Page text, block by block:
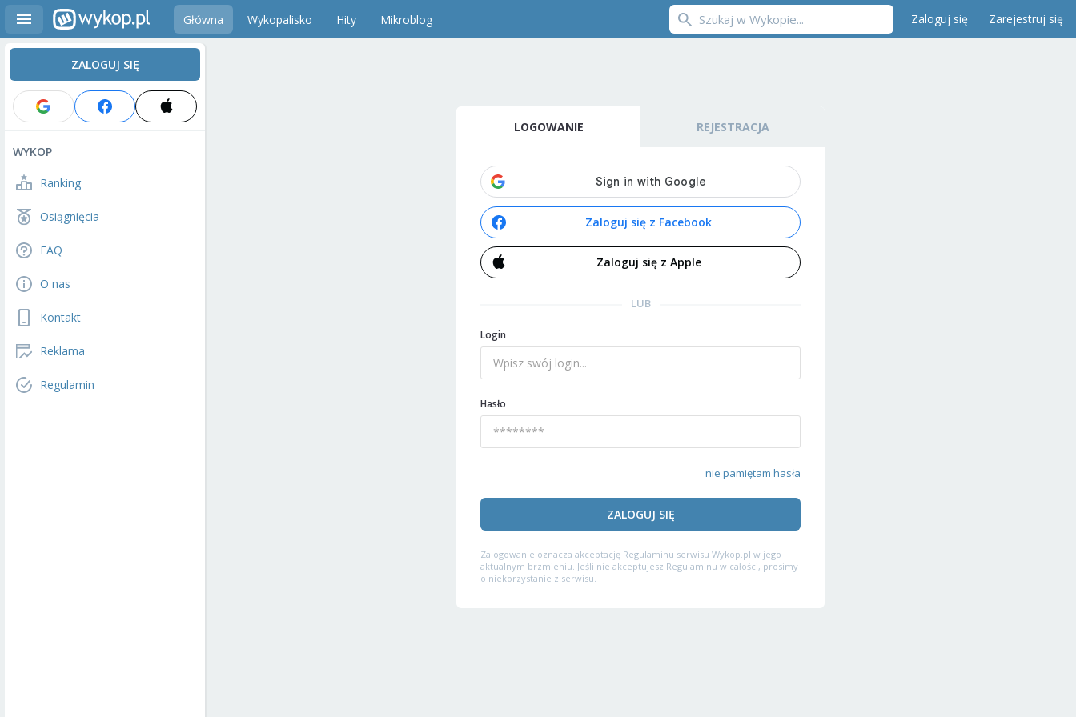
Główna Wykopalisko Hity Mikroblog Zaloguj się Zarejestruj się
ZALOGUJ SIĘ
WYKOP
Ranking
Osiągnięcia
FAQ
O nas
Kontakt
Reklama
Regulamin
LOGOWANIE REJESTRACJA
Zaloguj się z Facebook
Zaloguj się z Apple
LUB
Login
Hasło
nie pamiętam hasła
ZALOGUJ SIĘ
Zalogowanie oznacza akceptację Regulaminu serwisu Wykop.pl w jego
aktualnym brzmieniu. Jeśli nie akceptujesz Regulaminu w całości, prosimy
o niekorzystanie z serwisu.